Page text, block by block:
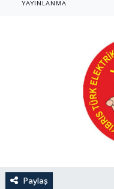
YAYINLANMA
Paylaş